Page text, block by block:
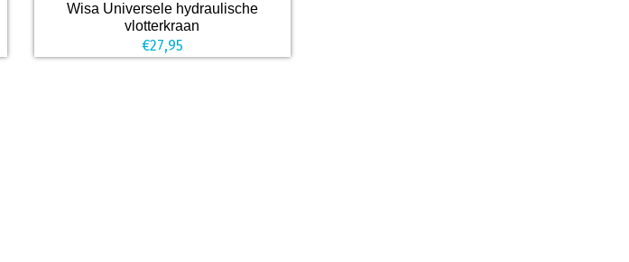
Wisa Universele hydraulische
vlotterkraan
€27,95